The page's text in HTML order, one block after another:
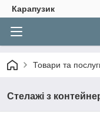
Карапузик
Товари та
Стелажі з